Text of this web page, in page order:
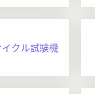
クル試験機